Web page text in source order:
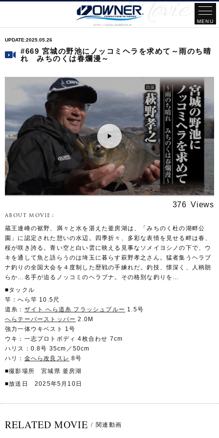
2025.05.26
#669 宮城の野池にノッコミヘラを求めて～雨のち晴
れ みちのくは春爛漫～
376
ABOUT MOVIE：
蔵王連峰の裾野、満々と水を湛えた釜房湖は、「みちのく杜の湖畔公
園」に認定された憩いの水辺。四季折々、多彩な表情を見せる畔は春、
桜が咲き誇る。青い空と白い雲に映える見事なソメイヨシノの下で、ウ
キを通して魚と語らうのは埼玉に暮らす萩野孝之さん。猛者集うヘラブ
ナ釣りの全国大会を４度制した歴戦の手練れだ。釣技、懐深く、人柄朗
らか…名手が迫るノッコミのヘラブナ。その格別な釣りを…
■タックル
竿：へら竿 10.5尺
道糸： ザイト へら道糸 フラッシュブルー 1.5号
へらテーパーストッパー 2.0M
強力一体ウキベスト 1号
ウキ：一志プロトボディ 4枚合わせ 7cm
ハリス：0.8号 35cm／50cm
ハリ： 金へら改良スレ 8号
■撮影場所 宮城県 釜房湖
■放送日 2025年5月10日
RELATED MOVIE / 関連動画